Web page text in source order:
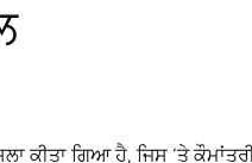
ਕੀਤਾ ਗਿਆ ਹੈ, ਜਿਸ ‘ਤੇ